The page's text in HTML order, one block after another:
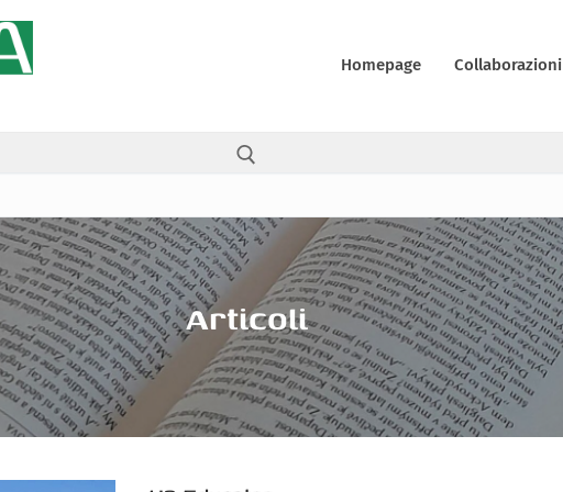
Homepage Collaborazioni
Cerca:
Articoli